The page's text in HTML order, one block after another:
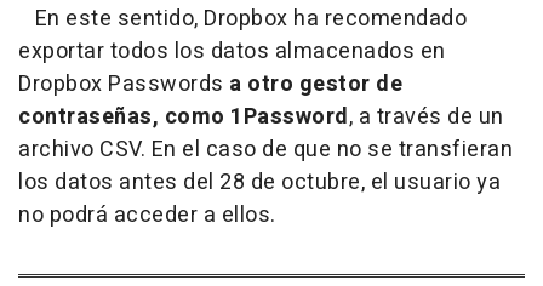
En este sentido, Dropbox ha recomendado
exportar todos los datos almacenados en
Dropbox Passwords a otro gestor de
contraseñas, como 1Password, a través de un
archivo CSV. En el caso de que no se transfieran
los datos antes del 28 de octubre, el usuario ya
no podrá acceder a ellos.